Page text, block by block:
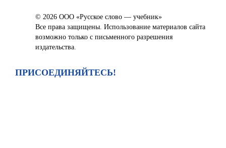
© 2026 ООО «Русское слово — учебник»
Все права защищены. Использование материалов сайта
возможно только с письменного разрешения
издательства.
ПРИСОЕДИНЯЙТЕСЬ!